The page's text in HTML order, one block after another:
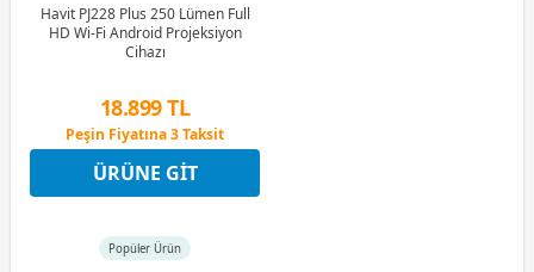
Havit PJ228 Plus 250 Lümen Full
HD Wi-Fi Android Projeksiyon
Cihazı
18.899 TL
Peşin Fiyatına 3 Taksit
9 Ay x 2.624 TL taksitle
Peşin Fiyatına 3 Taksit
ÜRÜNE GIT
Popüler Ürün